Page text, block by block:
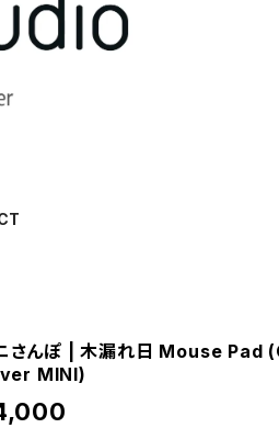
さんぽ | 木漏れ日 Mouse
MINI)